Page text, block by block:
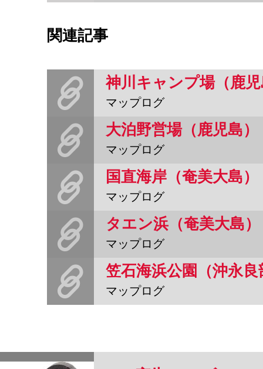
関連記事
神川キャンプ場（鹿
マップログ
大泊野営場（鹿児島）
マップログ
国直海岸（奄美大島）
マップログ
タエン浜（奄美大島）
マップログ
笠石海浜公園（沖永良
マップログ